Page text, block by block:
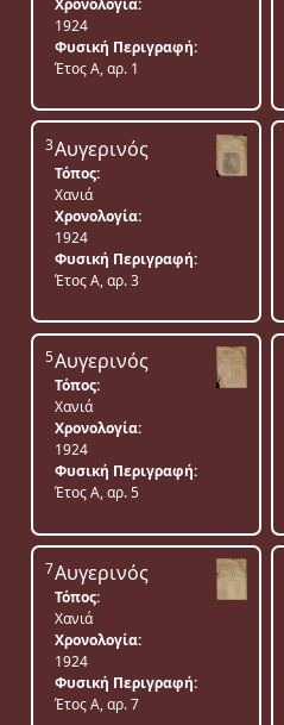
Χρονολογία:
1924
Φυσική Περιγραφή:
Έτος Α, αρ. 1
3Αυγερινός
Τόπος:
Χανιά
Χρονολογία:
1924
Φυσική Περιγραφή:
Έτος Α, αρ. 3
5Αυγερινός
Τόπος:
Χανιά
Χρονολογία:
1924
Φυσική Περιγραφή:
Έτος Α, αρ. 5
7Αυγερινός
Τόπος:
Χανιά
Χρονολογία:
1924
Φυσική Περιγραφή:
Έτος Α, αρ. 7